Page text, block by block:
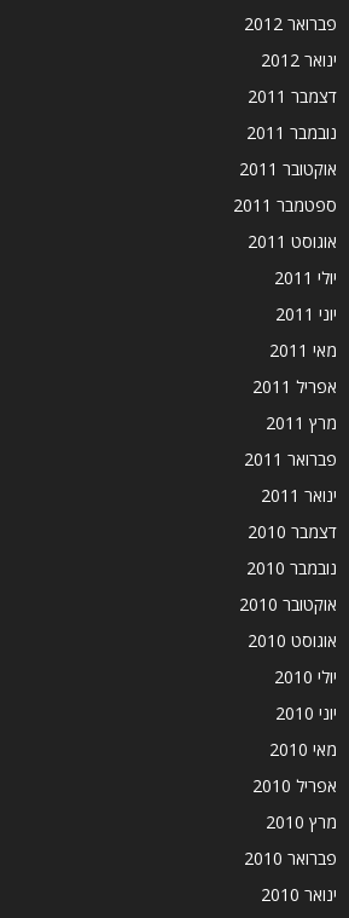
פברואר 2012
ינואר 2012
דצמבר 2011
נובמבר 2011
אוקטובר 2011
ספטמבר 2011
אוגוסט 2011
יולי 2011
יוני 2011
מאי 2011
אפריל 2011
מרץ 2011
פברואר 2011
ינואר 2011
דצמבר 2010
נובמבר 2010
אוקטובר 2010
אוגוסט 2010
יולי 2010
יוני 2010
מאי 2010
אפריל 2010
מרץ 2010
פברואר 2010
ינואר 2010